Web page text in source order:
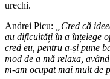
urechi.
Andrei Picu:
„Cred că
au dificultăți în a înțelege
cred eu, pentru a-și pune
mod de a mă relaxa,
m-am ocupat mai mult de